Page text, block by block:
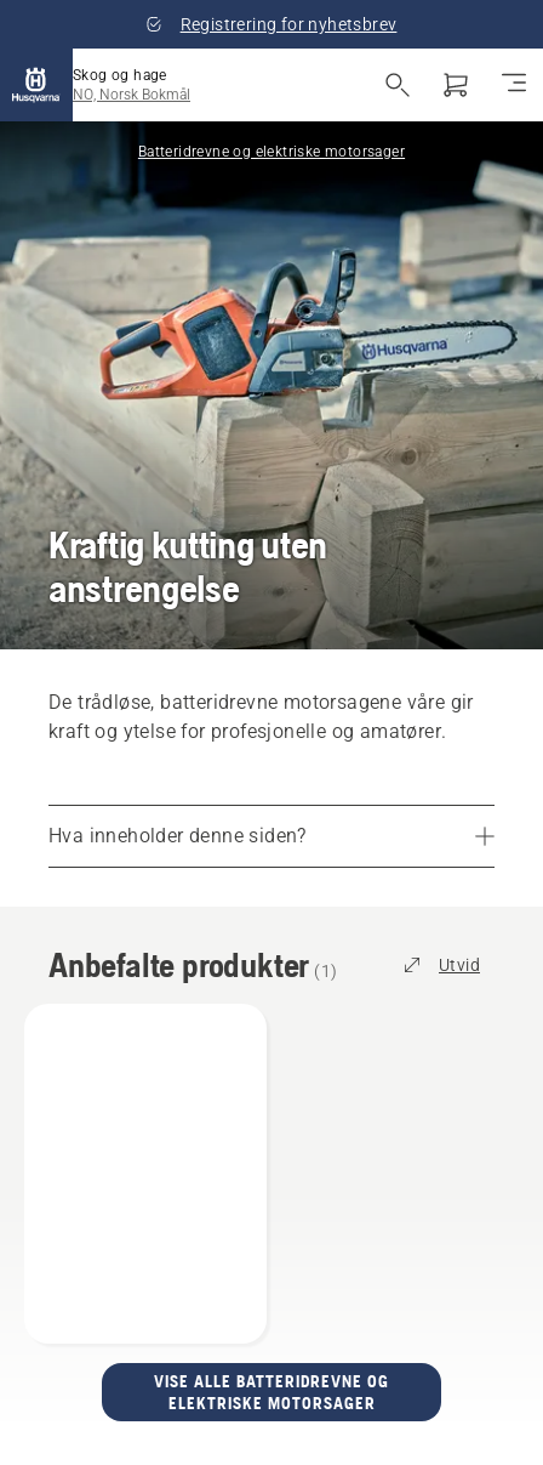
Registrering for nyhetsbrev
Skog og hage
NO, Norsk Bokmål
Batteridrevne og elektriske motorsager
Kraftig kutting uten
anstrengelse
De trådløse, batteridrevne motorsagene våre gir
kraft og ytelse for profesjonelle og amatører.
Hva inneholder denne siden?
Anbefalte produkter
Tjenester
Anbefalte produkter (1) Utvid
VISE ALLE BATTERIDREVNE OG
ELEKTRISKE MOTORSAGER